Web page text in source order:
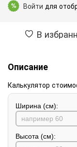
% Войти для
В
Описание
Калькулятор
Ширина (см):
Высота (см):